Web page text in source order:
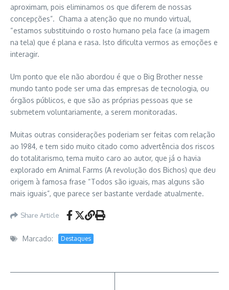
aproximam, pois eliminamos os que diferem de nossas
concepções”. Chama a atenção que no mundo virtual,
“estamos substituindo o rosto humano pela face (a imagem
na tela) que é plana e rasa. Isto dificulta vermos as emoções e
interagir.
Um ponto que ele não abordou é que o Big Brother nesse
mundo tanto pode ser uma das empresas de tecnologia, ou
órgãos públicos, e que são as próprias pessoas que se
submetem voluntariamente, a serem monitoradas.
Muitas outras considerações poderiam ser feitas com relação
ao 1984, e tem sido muito citado como advertência dos riscos
do totalitarismo, tema muito caro ao autor, que já o havia
explorado em Animal Farms (A revolução dos Bichos) que deu
origem à famosa frase “Todos são iguais, mas alguns são
mais iguais”, que parece ser bastante verdade atualmente.
Share Article
Marcado: Destaques